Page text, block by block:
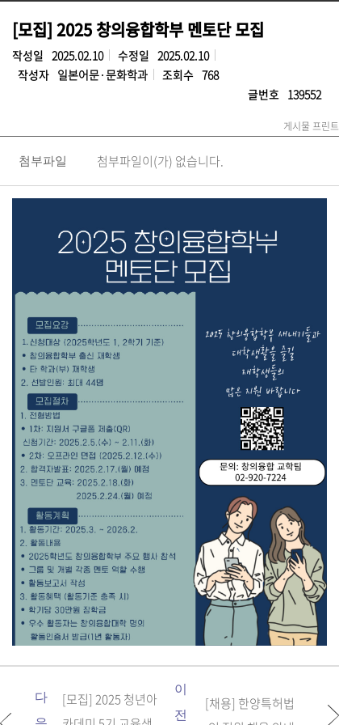
[모집] 2025 창의융합학부 멘토단 모집
작성일 2025.02.10 수정일 2025.02.10
작성자 일본어문·문화학과 조회수 768
글번호 139552
게시물 프린트
첨부파일 첨부파일이(가) 없습니다.
다
[모집] 2025 청년아
이
전
[채용] 한양특허법